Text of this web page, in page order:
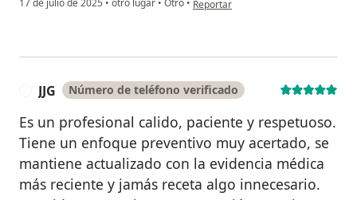
Reportar
JJG Número de teléfono verificado
Es un profesional calido, paciente y respetuoso.
Tiene un enfoque preventivo muy acertado, se
mantiene actualizado con la evidencia médica
más reciente y jamás receta algo innecesario.